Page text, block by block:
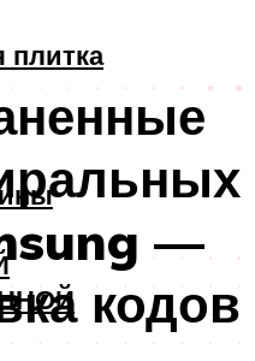
плитка
—
кодов